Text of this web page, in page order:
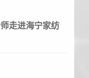
走进海宁家纺